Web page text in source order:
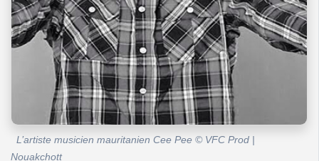
L’artiste musicien mauritanien Cee Pee © VFC Prod |
Nouakchott